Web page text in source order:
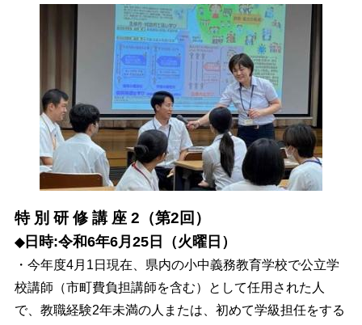
特 別 研 修 講 座 2（第2回）
◆日時:令和6年6月25日（火曜日）
・今年度4月1日現在、県内の小中義務教育学校で公立学
校講師（市町費負担講師を含む）として任用された人
で、教職経験2年未満の人または、初めて学級担任をする